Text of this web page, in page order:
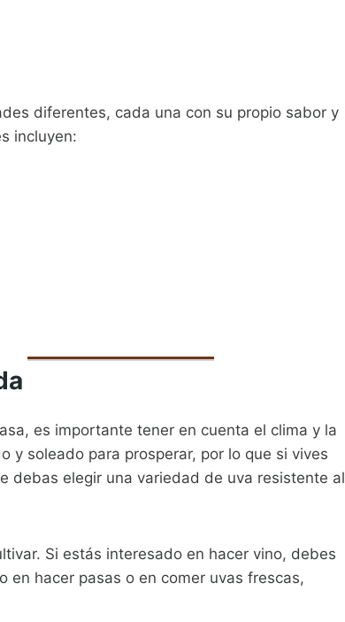
diferentes, cada una con su propio sabor y
incluyen:
es importante tener en cuenta el clima y la
y soleado para prosperar, por lo que si vives
debas elegir una variedad de uva resistente al
Si estás interesado en hacer vino, debes
en hacer pasas o en comer uvas frescas,